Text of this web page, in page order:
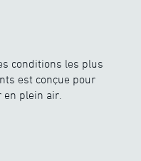
conditions les plus
est conçue pour
plein air.